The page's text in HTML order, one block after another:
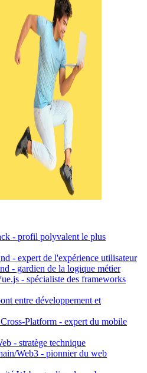
- profil polyvalent le plus
- expert de l'expérience utilisateur
- gardien de la logique métier
- spécialiste des frameworks
entre développement et
Platform - expert du mobile
- stratège technique
Web3 - pionnier du web